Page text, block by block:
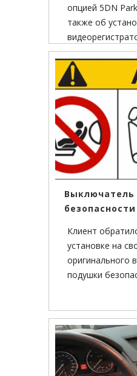
опцией 5DN
также об
безопасности
Клиент
установке на
оригинального
подушки